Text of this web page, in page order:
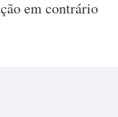
em contrário